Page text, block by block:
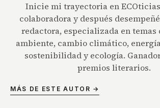
Inicie mi trayectoria en
colaboradora y después
redactora, especializada en temas
ambiente, cambio climático,
sostenibilidad y ecología.
premios literarios.
MÁS DE ESTE AUTOR →